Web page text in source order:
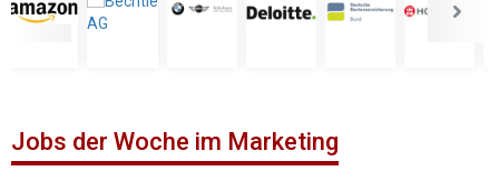
Jobs der Woche im Marketing